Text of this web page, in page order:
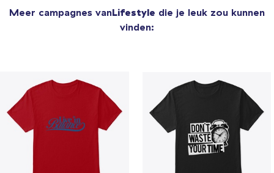
Meer campagnes vanLifestyle die je leuk zou kunnen
vinden: